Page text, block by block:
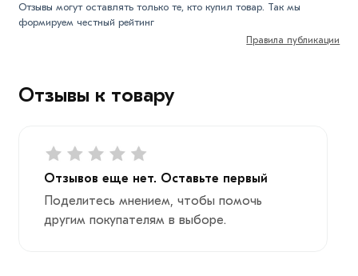
Отзывы к товару
Отзывов еще нет. Оставьте первый
Поделитесь мнением, чтобы помочь
другим покупателям в выборе.
Отзывы могут оставлять только те, кто купил товар. Так мы
формируем честный рейтинг
Правила публикации